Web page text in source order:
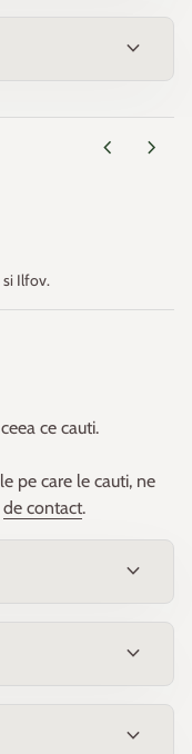
plantelor de a
anilor 1960 de către
Unite ale Americii”
Heinz și D.
în 11 zone.
expand_more
chevron_left
chevron_right
Ilfov.
ce cauti.
pe care le cauti, ne
de contact.
expand_more
expand_more
expand_more